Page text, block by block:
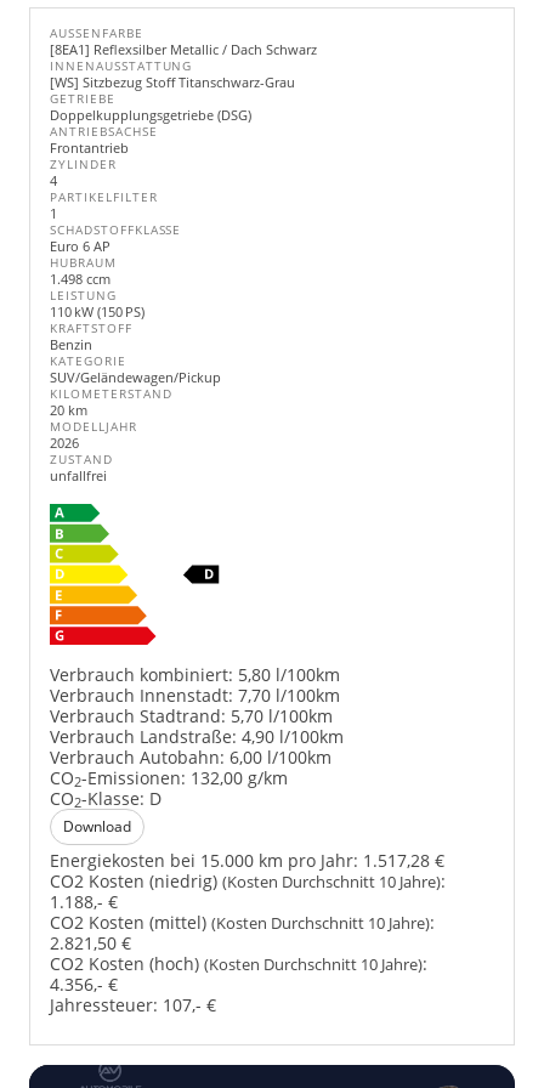
AUSSENFARBE
[8EA1] Reflexsilber Metallic / Dach Schwarz
INNENAUSSTATTUNG
[WS] Sitzbezug Stoff Titanschwarz-Grau
GETRIEBE
Doppelkupplungsgetriebe (DSG)
ANTRIEBSACHSE
Frontantrieb
ZYLINDER
4
PARTIKELFILTER
1
SCHADSTOFFKLASSE
Euro 6 AP
HUBRAUM
1.498 ccm
LEISTUNG
110 kW (150 PS)
KRAFTSTOFF
Benzin
KATEGORIE
SUV/Geländewagen/Pickup
KILOMETERSTAND
20 km
MODELLJAHR
2026
ZUSTAND
unfallfrei
Verbrauch kombiniert: 5,80 l/100km
Verbrauch Innenstadt: 7,70 l/100km
Verbrauch Stadtrand: 5,70 l/100km
Verbrauch Landstraße: 4,90 l/100km
Verbrauch Autobahn: 6,00 l/100km
CO2-Emissionen: 132,00 g/km
CO2-Klasse: D
Download
Energiekosten bei 15.000 km pro Jahr: 1.517,28 €
CO2 Kosten (niedrig) (Kosten Durchschnitt 10 Jahre):
1.188,- €
CO2 Kosten (mittel) (Kosten Durchschnitt 10 Jahre):
2.821,50 €
CO2 Kosten (hoch) (Kosten Durchschnitt 10 Jahre):
4.356,- €
Jahressteuer: 107,- €